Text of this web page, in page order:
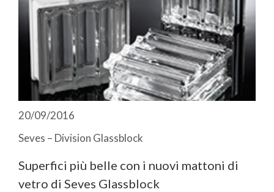
20/09/2016
Seves – Division Glassblock
Superfici più belle con i nuovi mattoni di
vetro di Seves Glassblock